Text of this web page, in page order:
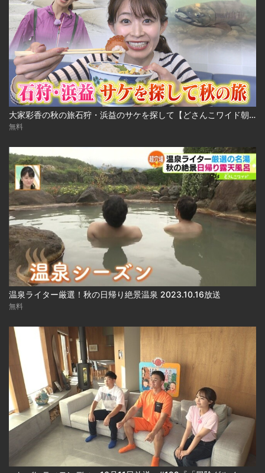
大家彩香の秋の旅石狩・浜益のサケを探して【どさんこワイド朝】 ※2023年10月3日 放送
無料
温泉ライター厳選！秋の日帰り絶景温泉 2023.10.16放送
無料